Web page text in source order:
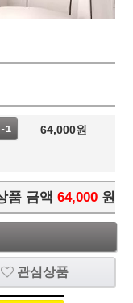
-1 64,000원
품 금액 64,000 원
관심상품